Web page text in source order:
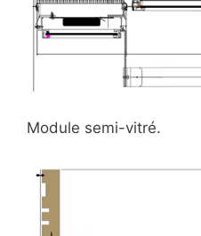
Module semi-vitré.